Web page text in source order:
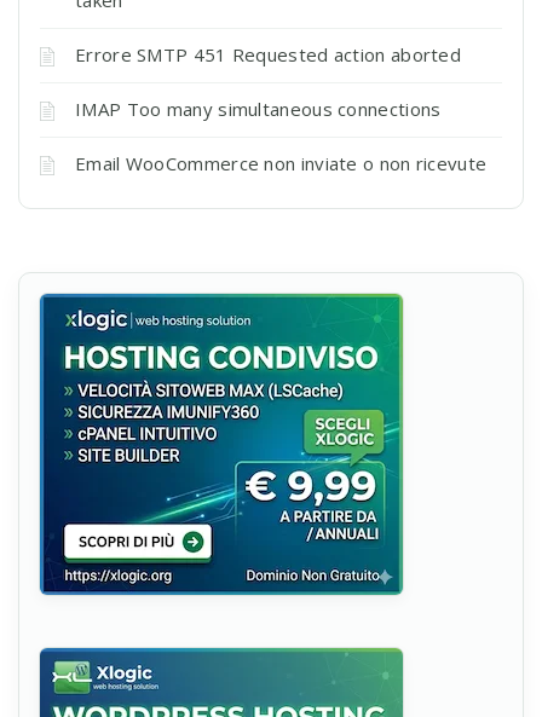
Errore SMTP 451 Requested action aborted
IMAP Too many simultaneous connections
Email WooCommerce non inviate o non ricevute